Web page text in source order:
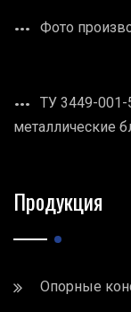
Фото
ТУ 3449-
металлические
Продукция
Опорные